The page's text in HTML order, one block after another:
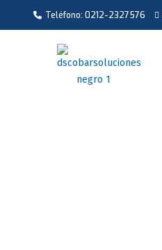
Teléfono: 0212-2327576